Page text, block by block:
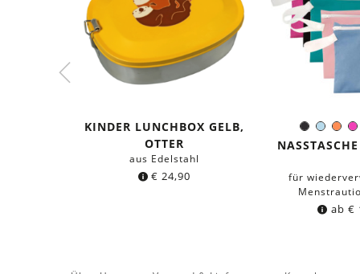
KINDER LUNCHBOX GELB,
OTTER
aus Edelstahl
€ 24,90
Schwarz
für
ab €